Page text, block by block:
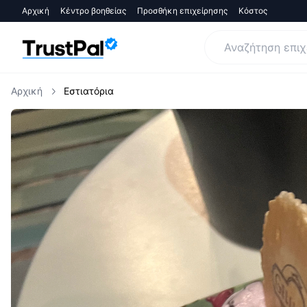
Αρχική Κέντρο βοηθείας Προσθήκη επιχείρησης Κόστος
Αρχική Εστιατόρια